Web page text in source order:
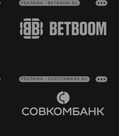
РЕКЛАМА • BETBOOM.RU
РЕКЛАМА • SOVCOMBANK.RU